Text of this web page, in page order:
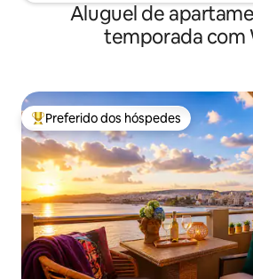
Aluguel de
temporada com
Entre os melhores preferidos dos
Preferido dos hóspedes